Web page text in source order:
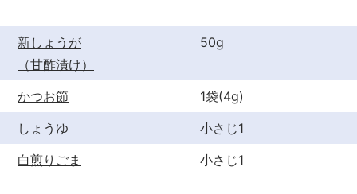
新しょうが
（甘酢漬け）
50g
かつお節
1袋(4g)
しょうゆ
小さじ1
白煎りごま
小さじ1